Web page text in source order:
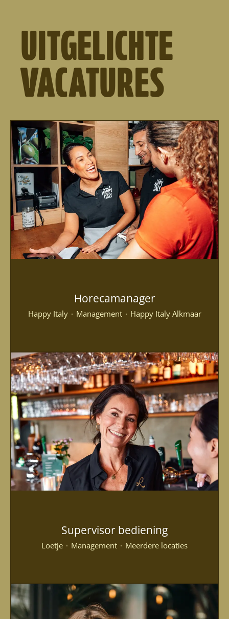
UITGELICHTE
VACATURES
Horecamanager
Happy Italy · Management · Happy Italy Alkmaar
Supervisor bediening
Loetje · Management · Meerdere locaties